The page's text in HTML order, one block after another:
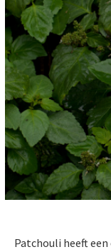
Patchouli heeft